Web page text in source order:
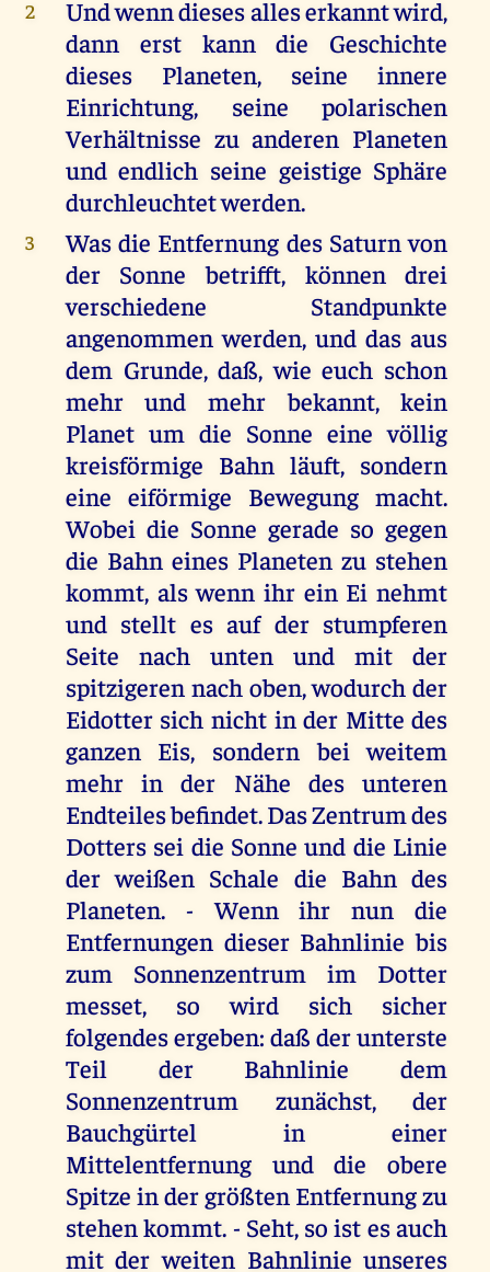
2
Und wenn dieses alles erkannt wird,
dann erst kann die Geschichte
dieses Planeten, seine innere
Einrichtung, seine polarischen
Verhältnisse zu anderen Planeten
und endlich seine geistige Sphäre
durchleuchtet werden.
3
Was die Entfernung des Saturn von
der Sonne betrifft, können drei
verschiedene Standpunkte
angenommen werden, und das aus
dem Grunde, daß, wie euch schon
mehr und mehr bekannt, kein
Planet um die Sonne eine völlig
kreisförmige Bahn läuft, sondern
eine eiförmige Bewegung macht.
Wobei die Sonne gerade so gegen
die Bahn eines Planeten zu stehen
kommt, als wenn ihr ein Ei nehmt
und stellt es auf der stumpferen
Seite nach unten und mit der
spitzigeren nach oben, wodurch der
Eidotter sich nicht in der Mitte des
ganzen Eis, sondern bei weitem
mehr in der Nähe des unteren
Endteiles befindet. Das Zentrum des
Dotters sei die Sonne und die Linie
der weißen Schale die Bahn des
Planeten. - Wenn ihr nun die
Entfernungen dieser Bahnlinie bis
zum Sonnenzentrum im Dotter
messet, so wird sich sicher
folgendes ergeben: daß der unterste
Teil der Bahnlinie dem
Sonnenzentrum zunächst, der
Bauchgürtel in einer
Mittelentfernung und die obere
Spitze in der größten Entfernung zu
stehen kommt. - Seht, so ist es auch
mit der weiten Bahnlinie unseres